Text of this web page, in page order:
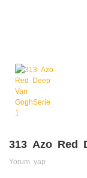
313 Azo Red
Yorum yap